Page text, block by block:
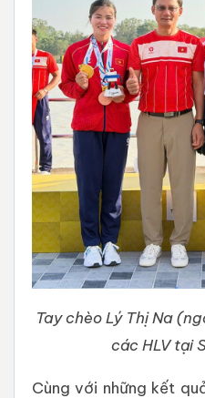
Tay chèo Lý Thị Na
các HLV tại
Cùng với những kết